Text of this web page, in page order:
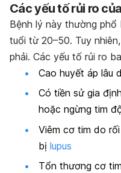
Các yếu tố rủi ro
Bệnh lý này thường
tuổi từ 20–50. Tuy
phải. Các yếu tố rủi ro
Cao huyết áp lâu
Có tiền sử gia
hoặc ngừng tim
Viêm cơ tim do
bị lupus
Tổn thương cơ